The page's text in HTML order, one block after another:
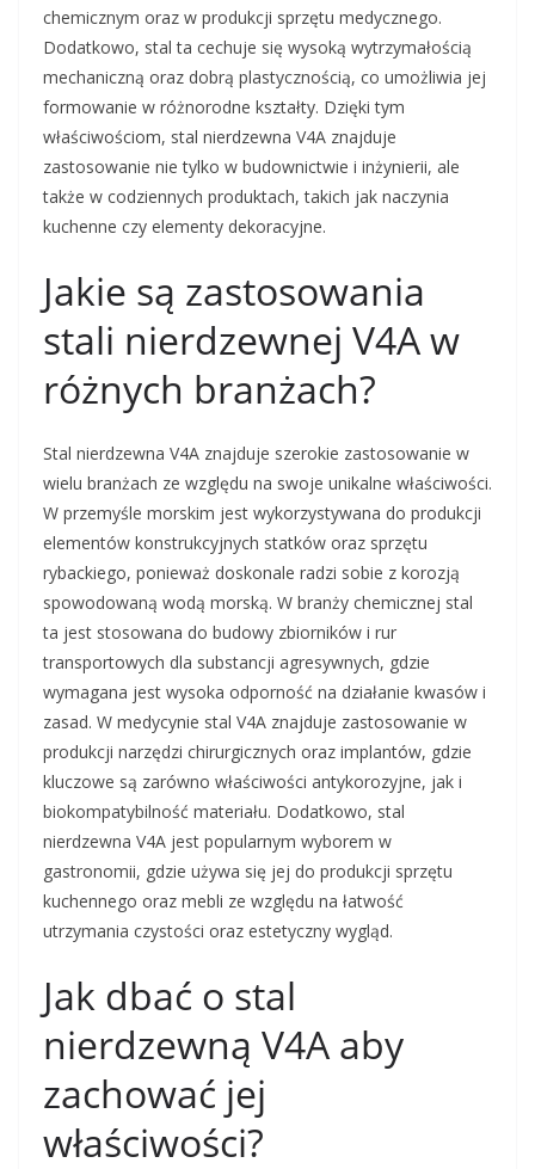
chemicznym oraz w produkcji sprzętu medycznego.
Dodatkowo, stal ta cechuje się wysoką wytrzymałością
mechaniczną oraz dobrą plastycznością, co umożliwia jej
formowanie w różnorodne kształty. Dzięki tym
właściwościom, stal nierdzewna V4A znajduje
zastosowanie nie tylko w budownictwie i inżynierii, ale
także w codziennych produktach, takich jak naczynia
kuchenne czy elementy dekoracyjne.
Jakie są zastosowania
stali nierdzewnej V4A w
różnych branżach?
Stal nierdzewna V4A znajduje szerokie zastosowanie w
wielu branżach ze względu na swoje unikalne właściwości.
W przemyśle morskim jest wykorzystywana do produkcji
elementów konstrukcyjnych statków oraz sprzętu
rybackiego, ponieważ doskonale radzi sobie z korozją
spowodowaną wodą morską. W branży chemicznej stal
ta jest stosowana do budowy zbiorników i rur
transportowych dla substancji agresywnych, gdzie
wymagana jest wysoka odporność na działanie kwasów i
zasad. W medycynie stal V4A znajduje zastosowanie w
produkcji narzędzi chirurgicznych oraz implantów, gdzie
kluczowe są zarówno właściwości antykorozyjne, jak i
biokompatybilność materiału. Dodatkowo, stal
nierdzewna V4A jest popularnym wyborem w
gastronomii, gdzie używa się jej do produkcji sprzętu
kuchennego oraz mebli ze względu na łatwość
utrzymania czystości oraz estetyczny wygląd.
Jak dbać o stal
nierdzewną V4A aby
zachować jej
właściwości?